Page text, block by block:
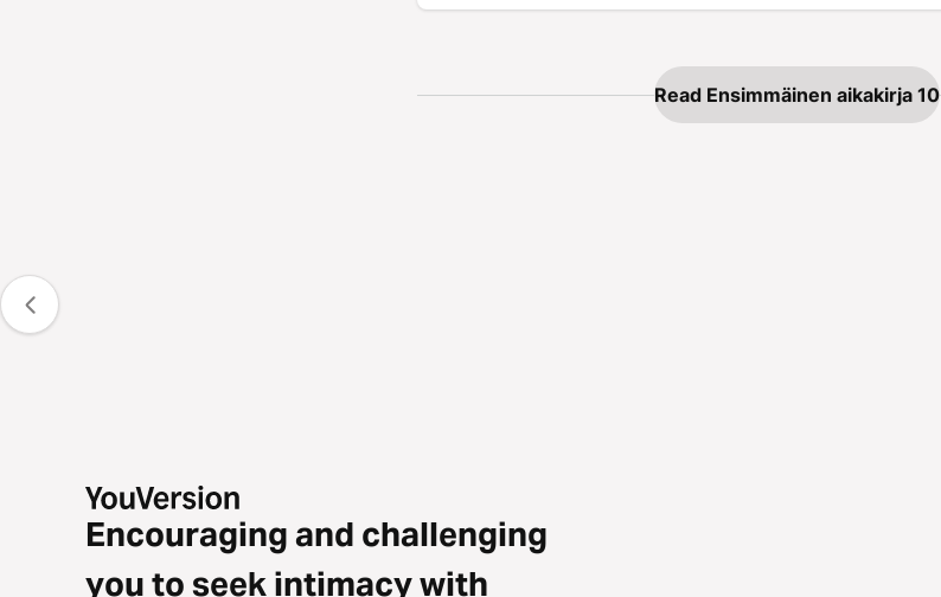
Read Ensimmäinen aikakirja 10
Encouraging and challenging
you to seek intimacy with